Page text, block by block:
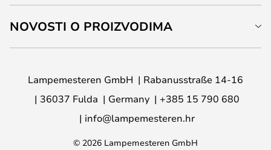
NOVOSTI O PROIZVODIMA
Lampemesteren GmbH
Rabanusstraße 14-16
36037 Fulda
Germany
+385 15 790 680
info@lampemesteren.hr
© 2026 Lampemesteren GmbH